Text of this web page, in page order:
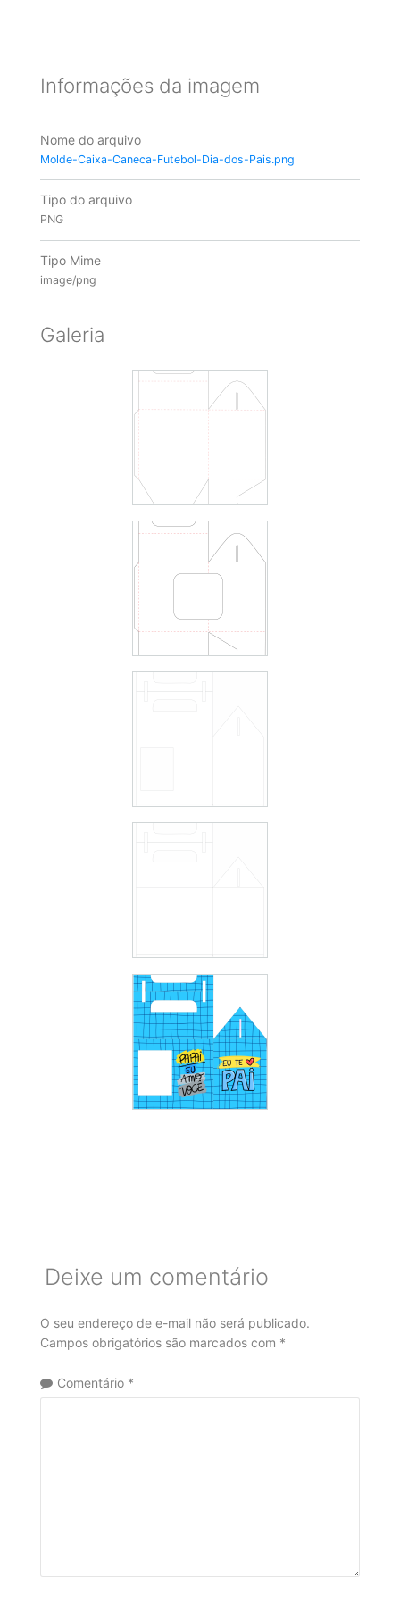
Informações da imagem
Nome do arquivo
Molde-Caixa-Caneca-Futebol-Dia-dos-Pais.png
Tipo do arquivo
PNG
Tipo Mime
image/png
Galeria
Deixe um comentário
O seu endereço de e-mail não será publicado.
Campos obrigatórios são marcados com *
Comentário *